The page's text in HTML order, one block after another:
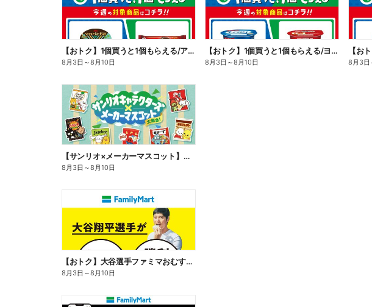
【おトク】1個買うと1個もらえる/アイス
8月3日 ～8月10日
【おトク】1個買うと1個もらえる/ヨーグルト
8月3日 ～8月10日
【お
8月3日
【サンリオ×メーカーマスコット】オリジナルグッズ貰える!
8月3日 ～8月10日
【おトク】大谷選手ファミマおむすび割
8月3日 ～8月10日